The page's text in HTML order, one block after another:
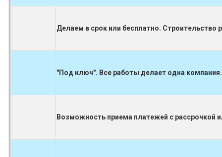
Делаем в срок или бесплатно.
"Под ключ". Все работы делает одна компания.
Возможность приема платежей с рассрочкой